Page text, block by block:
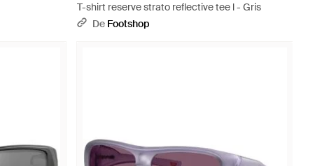
T-shirt reserve strato reflective tee l - Gris
De Footshop